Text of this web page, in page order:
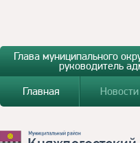
Глава муниципального
руководитель
Главная
Новости